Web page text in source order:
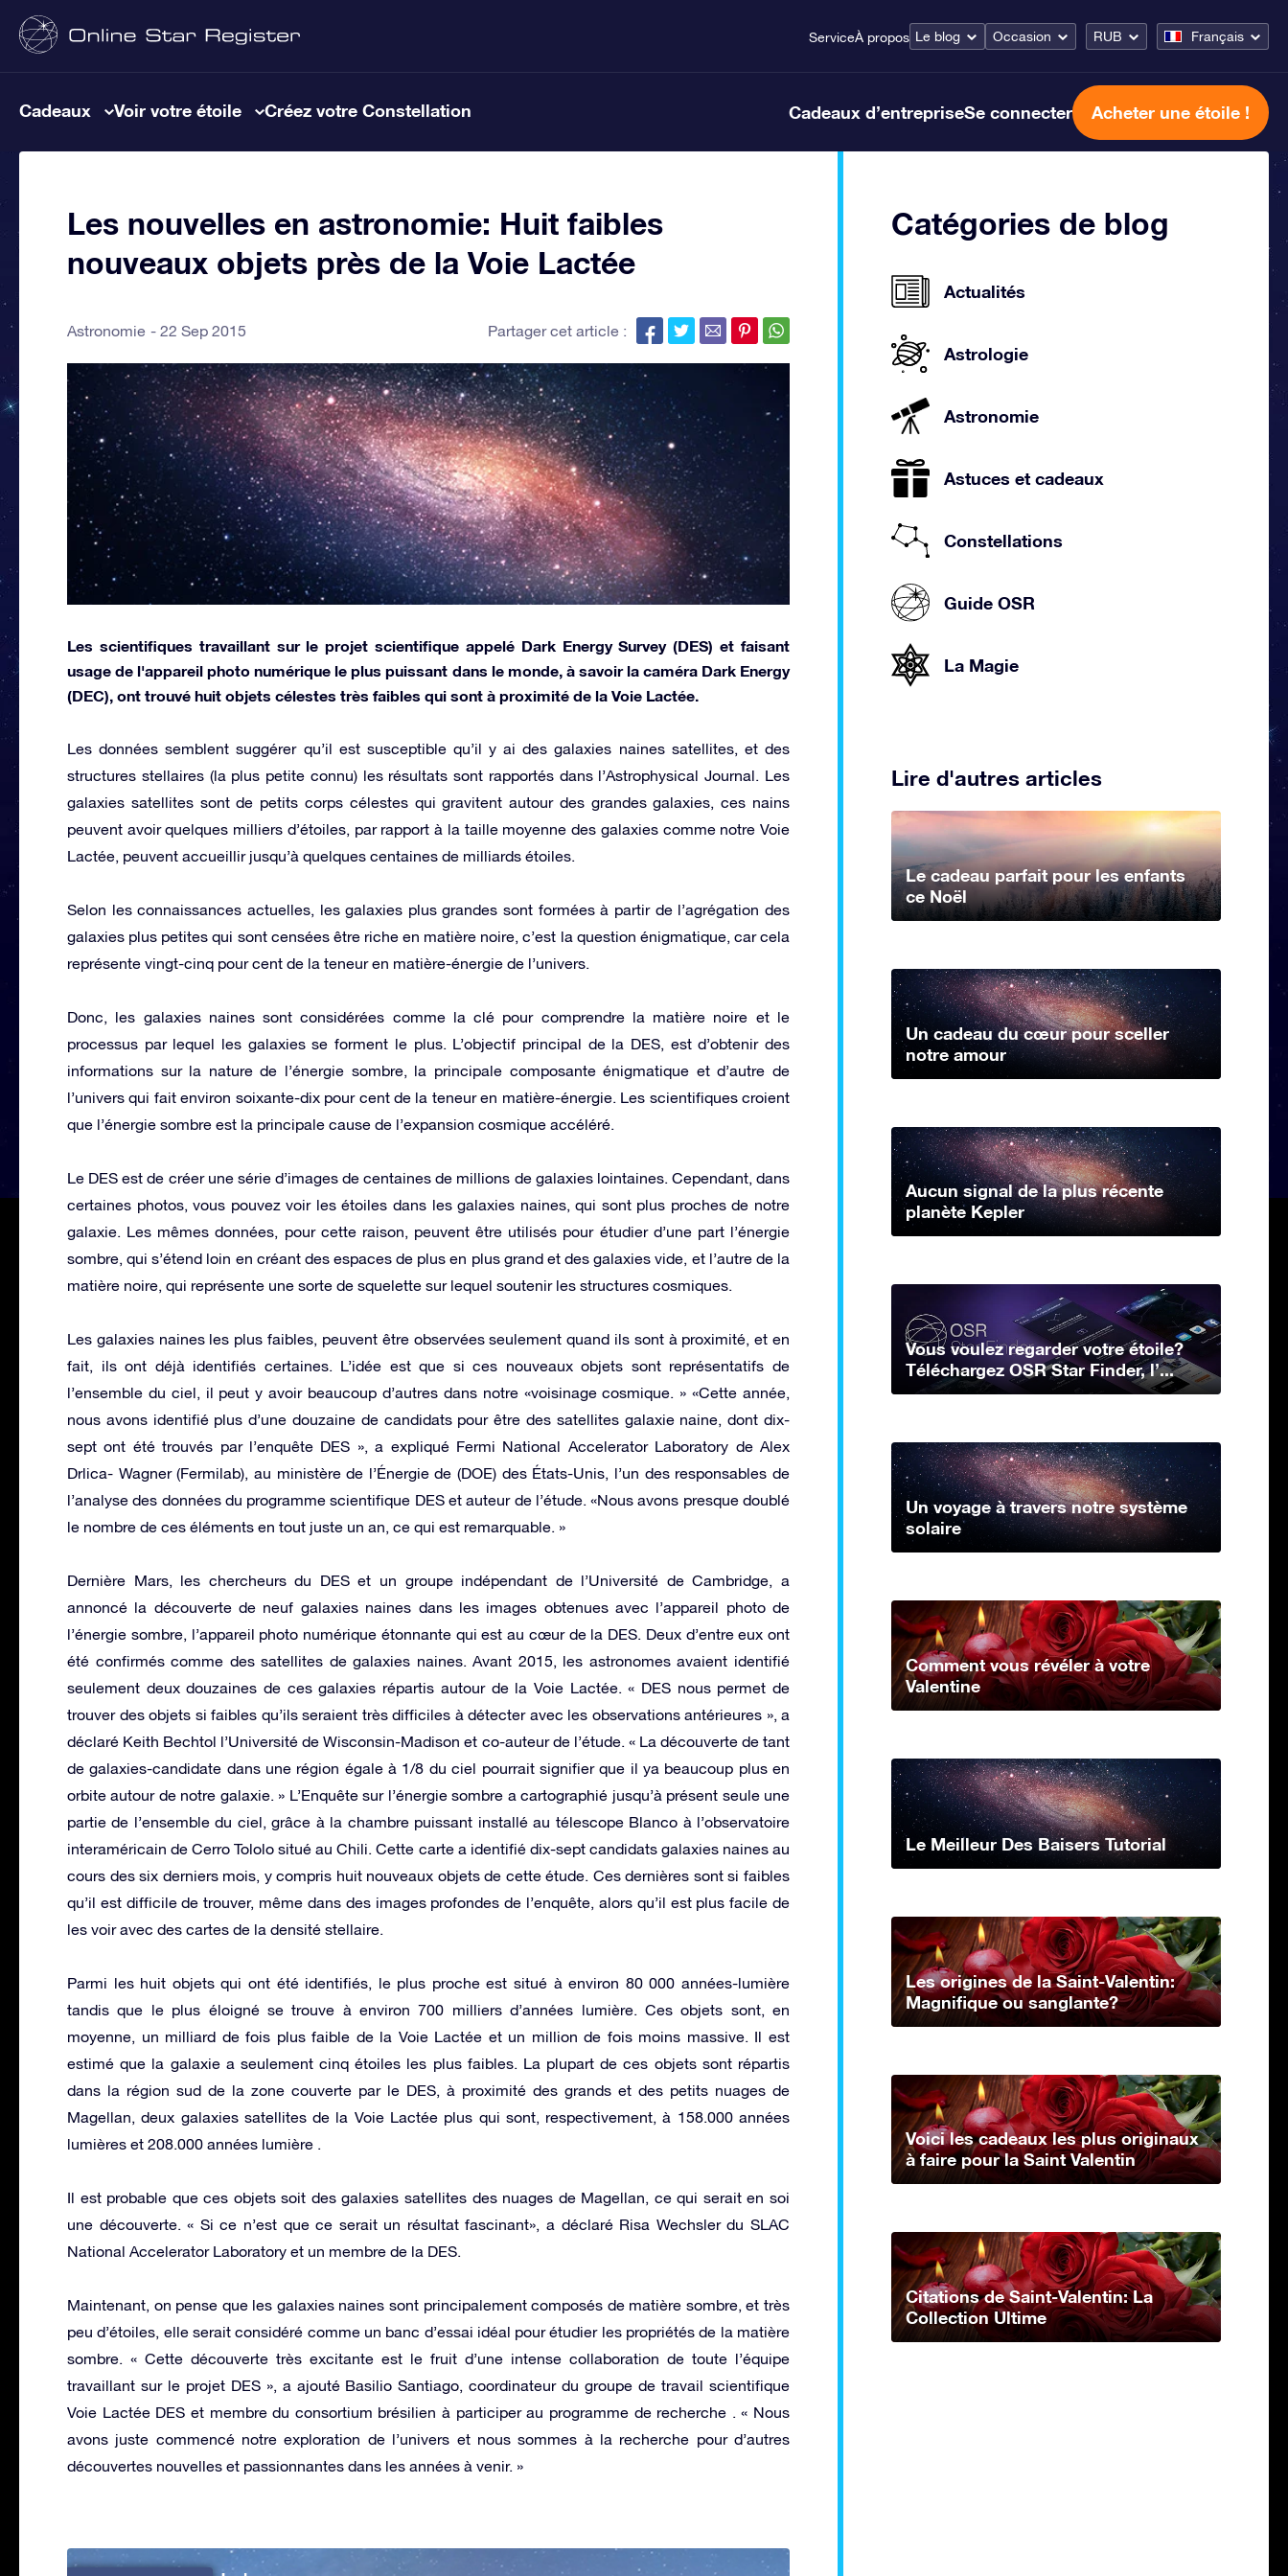
ServiceÀ propos Le blog Occasion RUB Français
Cadeaux Voir votre étoile Créez votre Constellation Cadeaux d’entrepriseSe connecter Acheter une étoile !
Les nouvelles en astronomie: Huit faibles
nouveaux objets près de la Voie Lactée
Astronomie 22 Sep 2015 Partager cet article :
Les scientifiques travaillant sur le projet scientifique appelé Dark Energy Survey (DES) et faisant
usage de l'appareil photo numérique le plus puissant dans le monde, à savoir la caméra Dark Energy
(DEC), ont trouvé huit objets célestes très faibles qui sont à proximité de la Voie Lactée.
Les données semblent suggérer qu’il est susceptible qu’il y ai des galaxies naines satellites, et des
structures stellaires (la plus petite connu) les résultats sont rapportés dans l’Astrophysical Journal. Les
galaxies satellites sont de petits corps célestes qui gravitent autour des grandes galaxies, ces nains
peuvent avoir quelques milliers d’étoiles, par rapport à la taille moyenne des galaxies comme notre Voie
Lactée, peuvent accueillir jusqu’à quelques centaines de milliards étoiles.
Selon les connaissances actuelles, les galaxies plus grandes sont formées à partir de l’agrégation des
galaxies plus petites qui sont censées être riche en matière noire, c’est la question énigmatique, car cela
représente vingt-cinq pour cent de la teneur en matière-énergie de l’univers.
Donc, les galaxies naines sont considérées comme la clé pour comprendre la matière noire et le
processus par lequel les galaxies se forment le plus. L’objectif principal de la DES, est d’obtenir des
informations sur la nature de l’énergie sombre, la principale composante énigmatique et d’autre de
l’univers qui fait environ soixante-dix pour cent de la teneur en matière-énergie. Les scientifiques croient
que l’énergie sombre est la principale cause de l’expansion cosmique accéléré.
Le DES est de créer une série d’images de centaines de millions de galaxies lointaines. Cependant, dans
certaines photos, vous pouvez voir les étoiles dans les galaxies naines, qui sont plus proches de notre
galaxie. Les mêmes données, pour cette raison, peuvent être utilisés pour étudier d’une part l’énergie
sombre, qui s’étend loin en créant des espaces de plus en plus grand et des galaxies vide, et l’autre de la
matière noire, qui représente une sorte de squelette sur lequel soutenir les structures cosmiques.
Les galaxies naines les plus faibles, peuvent être observées seulement quand ils sont à proximité, et en
fait, ils ont déjà identifiés certaines. L’idée est que si ces nouveaux objets sont représentatifs de
l’ensemble du ciel, il peut y avoir beaucoup d’autres dans notre «voisinage cosmique. » «Cette année,
nous avons identifié plus d’une douzaine de candidats pour être des satellites galaxie naine, dont dix-
sept ont été trouvés par l’enquête DES », a expliqué Fermi National Accelerator Laboratory de Alex
Drlica- Wagner (Fermilab), au ministère de l’Énergie de (DOE) des États-Unis, l’un des responsables de
l’analyse des données du programme scientifique DES et auteur de l’étude. «Nous avons presque doublé
le nombre de ces éléments en tout juste un an, ce qui est remarquable. »
Dernière Mars, les chercheurs du DES et un groupe indépendant de l’Université de Cambridge, a
annoncé la découverte de neuf galaxies naines dans les images obtenues avec l’appareil photo de
l’énergie sombre, l’appareil photo numérique étonnante qui est au cœur de la DES. Deux d’entre eux ont
été confirmés comme des satellites de galaxies naines. Avant 2015, les astronomes avaient identifié
seulement deux douzaines de ces galaxies répartis autour de la Voie Lactée. « DES nous permet de
trouver des objets si faibles qu’ils seraient très difficiles à détecter avec les observations antérieures », a
déclaré Keith Bechtol l’Université de Wisconsin-Madison et co-auteur de l’étude. « La découverte de tant
de galaxies-candidate dans une région égale à 1/8 du ciel pourrait signifier que il ya beaucoup plus en
orbite autour de notre galaxie. » L’Enquête sur l’énergie sombre a cartographié jusqu’à présent seule une
partie de l’ensemble du ciel, grâce à la chambre puissant installé au télescope Blanco à l’observatoire
interaméricain de Cerro Tololo situé au Chili. Cette carte a identifié dix-sept candidats galaxies naines au
cours des six derniers mois, y compris huit nouveaux objets de cette étude. Ces dernières sont si faibles
qu’il est difficile de trouver, même dans des images profondes de l’enquête, alors qu’il est plus facile de
les voir avec des cartes de la densité stellaire.
Parmi les huit objets qui ont été identifiés, le plus proche est situé à environ 80 000 années-lumière
tandis que le plus éloigné se trouve à environ 700 milliers d’années lumière. Ces objets sont, en
moyenne, un milliard de fois plus faible de la Voie Lactée et un million de fois moins massive. Il est
estimé que la galaxie a seulement cinq étoiles les plus faibles. La plupart de ces objets sont répartis
dans la région sud de la zone couverte par le DES, à proximité des grands et des petits nuages ​​de
Magellan, deux galaxies satellites de la Voie Lactée plus qui sont, respectivement, à 158.000 années
lumières et 208.000 années lumière .
Il est probable que ces objets soit des galaxies satellites des nuages ​​de Magellan, ce qui serait en soi
une découverte. « Si ce n’est que ce serait un résultat fascinant», a déclaré Risa Wechsler du SLAC
National Accelerator Laboratory et un membre de la DES.
Maintenant, on pense que les galaxies naines sont principalement composés de matière sombre, et très
peu d’étoiles, elle serait considéré comme un banc d’essai idéal pour étudier les propriétés de la matière
sombre. « Cette découverte très excitante est le fruit d’une intense collaboration de toute l’équipe
travaillant sur le projet DES », a ajouté Basilio Santiago, coordinateur du groupe de travail scientifique
Voie Lactée DES et membre du consortium brésilien à participer au programme de recherche . « Nous
avons juste commencé notre exploration de l’univers et nous sommes à la recherche pour d’autres
découvertes nouvelles et passionnantes dans les années à venir. »
Catégories de blog
Actualités
Astrologie
Astronomie
Astuces et cadeaux
Constellations
Guide OSR
La Magie
Lire d'autres articles
Le cadeau parfait pour les enfants
ce Noël
Un cadeau du cœur pour sceller
notre amour
Aucun signal de la plus récente
planète Kepler
Vous voulez regarder votre étoile?
Téléchargez OSR Star Finder, l’...
Un voyage à travers notre système
solaire
Comment vous révéler à votre
Valentine
Le Meilleur Des Baisers Tutorial
Les origines de la Saint-Valentin:
Magnifique ou sanglante?
Voici les cadeaux les plus originaux
à faire pour la Saint Valentin
Citations de Saint-Valentin: La
Collection Ultime